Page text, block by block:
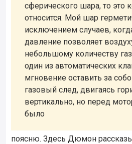
сферического шара, то это
относится. Мой шар
исключением случаев,
давление позволяет
небольшому количеству
один из автоматических
мгновение оставить за
газовый след, двигаясь
вертикально, но перед
было
поясню. Здесь Дюмон